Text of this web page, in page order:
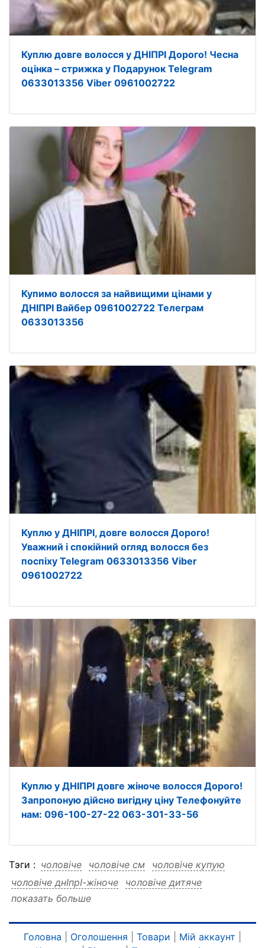
Куплю довге волосся у ДНІПРІ Дорого! Чесна
оцінка – стрижка у Подарунок Telegram
0633013356 Viber 0961002722
Купимо волосся за найвищими цінами у
ДНІПРІ Вайбер 0961002722 Телеграм
0633013356
Куплю у ДНІПРІ, довге волосся Дорого!
Уважний і спокійний огляд волосся без
поспіху Telegram 0633013356 Viber
0961002722
Куплю у ДНІПРІ довге жіноче волосся Дорого!
Запропоную дійсно вигідну ціну Телефонуйте
нам: 096-100-27-22 063-301-33-56
Тэги : чоловіче чоловіче см
чоловіче купую
чоловіче днІпрІ-жіноче
чоловіче дитяче
чоловіче волосся
чоловіче 0633013356
чоловіче 0633013356 см
показать больше
Головна Оголошення Товари Мій аккаунт